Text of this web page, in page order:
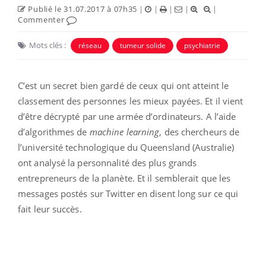
Publié le 31.07.2017 à 07h35 | | | |
|
Commenter
Mots clés : réseau tumeur solide psychiatrie
C’est un secret bien gardé de ceux qui ont atteint le
classement des personnes les mieux payées. Et il vient
d’être décrypté par une armée d’ordinateurs. A l’aide
d’algorithmes de machine learning, des chercheurs de
l’université technologique du Queensland (Australie)
ont analysé la personnalité des plus grands
entrepreneurs de la planète. Et il semblerait que les
messages postés sur Twitter en disent long sur ce qui
fait leur succès.